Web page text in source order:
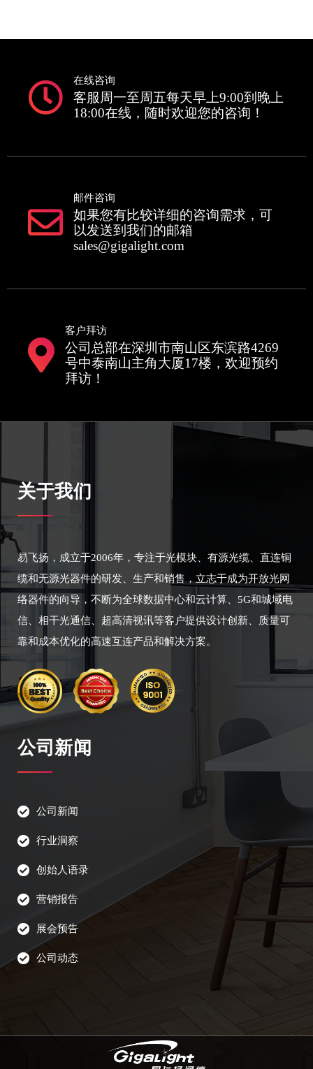
在线咨询
客服周一至周五每天早上9:00到晚上
18:00在线，随时欢迎您的咨询！
邮件咨询
如果您有比较详细的咨询需求，可
以发送到我们的邮箱
sales@gigalight.com
客户拜访
公司总部在深圳市南山区东滨路4269
号中泰南山主角大厦17楼，欢迎预约
拜访！
关于我们
易飞扬，成立于2006年，专注于光模块、有源光缆、直连铜
缆和无源光器件的研发、生产和销售，立志于成为开放光网
络器件的向导，不断为全球数据中心和云计算、5G和城域电
信、相干光通信、超高清视讯等客户提供设计创新、质量可
靠和成本优化的高速互连产品和解决方案。
公司新闻
公司新闻
行业洞察
创始人语录
营销报告
展会预告
公司动态